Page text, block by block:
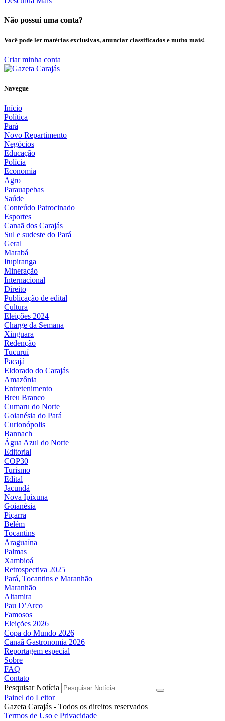
Não possui uma conta?
Você pode ler matérias exclusivas, anunciar classificados e muito mais!
Criar minha conta
Navegue
Início
Política
Pará
Novo Repartimento
Negócios
Educação
Polícia
Economia
Agro
Parauapebas
Saúde
Conteúdo Patrocinado
Esportes
Canaã dos Carajás
Sul e sudeste do Pará
Geral
Marabá
Itupiranga
Mineração
Internacional
Direito
Publicação de edital
Cultura
Eleições 2024
Charge da Semana
Xinguara
Redenção
Tucuruí
Pacajá
Eldorado do Carajás
Amazônia
Entretenimento
Breu Branco
Cumaru do Norte
Goianésia do Pará
Curionópolis
Bannach
Água Azul do Norte
Editorial
COP30
Turismo
Edital
Jacundá
Nova Ipixuna
Goianésia
Piçarra
Belém
Tocantins
Araguaína
Palmas
Xambioá
Retrospectiva 2025
Pará, Tocantins e Maranhão
Maranhão
Altamira
Pau D’Arco
Famosos
Eleições 2026
Copa do Mundo 2026
Canaã Gastronomia 2026
Reportagem especial
Sobre
FAQ
Contato
Pesquisar Notícia
Painel do Leitor
Gazeta Carajás - Todos os direitos reservados
Termos de Uso e Privacidade